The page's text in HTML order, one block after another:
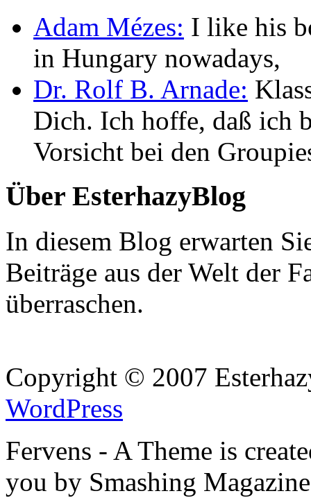
Adam Mézes: I like his
in Hungary nowadays,
Dr. Rolf B. Arnade:
Dich. Ich hoffe, daß ich
Vorsicht bei den
Über EsterhazyBlog
In diesem Blog erwarten
Beiträge aus der Welt der
überraschen.
Copyright © 2007
WordPress
Fervens - A Theme is
you by Smashing Magazine